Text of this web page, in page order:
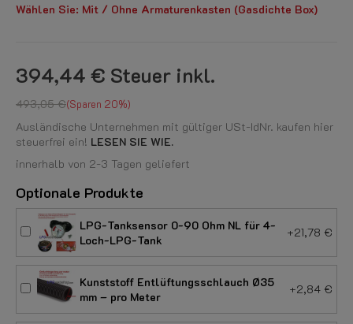
Wählen Sie: Mit / Ohne Armaturenkasten (Gasdichte Box)
394,44 € Steuer inkl.
493,05 € Sparen 20%
Ausländische Unternehmen mit gültiger USt-IdNr. kaufen hier
steuerfrei ein! LESEN SIE WIE.
innerhalb von 2-3 Tagen geliefert
Optionale Produkte
LPG-Tanksensor 0-90 Ohm NL für 4-
Loch-LPG-Tank
+21,78 €
Kunststoff Entlüftungsschlauch Ø35
mm – pro Meter
+2,84 €